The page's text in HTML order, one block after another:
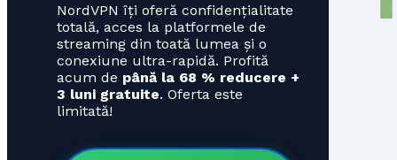
NordVPN îți oferă confidențialitate
totală, acces la platformele de
streaming din toată lumea și o
conexiune ultra-rapidă. Profită
acum de până la 68 % reducere +
3 luni gratuite. Oferta este
limitată!